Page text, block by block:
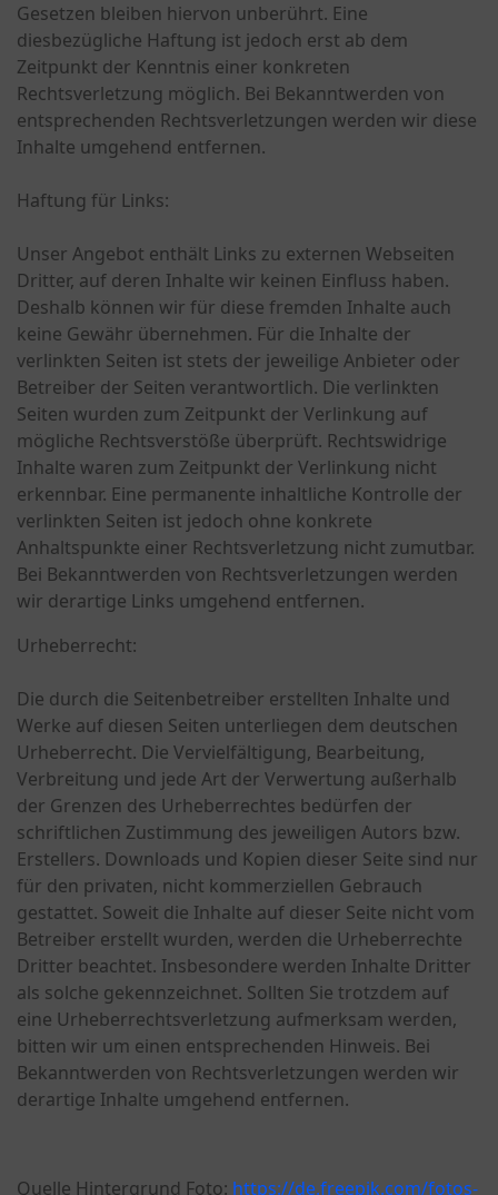
Gesetzen bleiben hiervon unberührt. Eine
diesbezügliche Haftung ist jedoch erst ab dem
Zeitpunkt der Kenntnis einer konkreten
Rechtsverletzung möglich. Bei Bekanntwerden von
entsprechenden Rechtsverletzungen werden wir diese
Inhalte umgehend entfernen.
Haftung für Links:
Unser Angebot enthält Links zu externen Webseiten
Dritter, auf deren Inhalte wir keinen Einfluss haben.
Deshalb können wir für diese fremden Inhalte auch
keine Gewähr übernehmen. Für die Inhalte der
verlinkten Seiten ist stets der jeweilige Anbieter oder
Betreiber der Seiten verantwortlich. Die verlinkten
Seiten wurden zum Zeitpunkt der Verlinkung auf
mögliche Rechtsverstöße überprüft. Rechtswidrige
Inhalte waren zum Zeitpunkt der Verlinkung nicht
erkennbar. Eine permanente inhaltliche Kontrolle der
verlinkten Seiten ist jedoch ohne konkrete
Anhaltspunkte einer Rechtsverletzung nicht zumutbar.
Bei Bekanntwerden von Rechtsverletzungen werden
wir derartige Links umgehend entfernen.
Urheberrecht:
Die durch die Seitenbetreiber erstellten Inhalte und
Werke auf diesen Seiten unterliegen dem deutschen
Urheberrecht. Die Vervielfältigung, Bearbeitung,
Verbreitung und jede Art der Verwertung außerhalb
der Grenzen des Urheberrechtes bedürfen der
schriftlichen Zustimmung des jeweiligen Autors bzw.
Erstellers. Downloads und Kopien dieser Seite sind nur
für den privaten, nicht kommerziellen Gebrauch
gestattet. Soweit die Inhalte auf dieser Seite nicht vom
Betreiber erstellt wurden, werden die Urheberrechte
Dritter beachtet. Insbesondere werden Inhalte Dritter
als solche gekennzeichnet. Sollten Sie trotzdem auf
eine Urheberrechtsverletzung aufmerksam werden,
bitten wir um einen entsprechenden Hinweis. Bei
Bekanntwerden von Rechtsverletzungen werden wir
derartige Inhalte umgehend entfernen.
Quelle Hintergrund Foto: https://de.freepik.com/fotos-